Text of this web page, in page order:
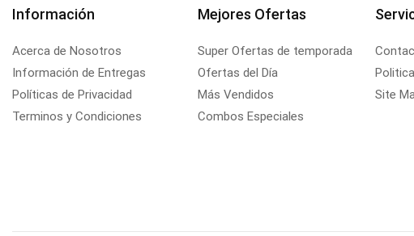
Información
Acerca de Nosotros
Información de Entregas
Políticas de Privacidad
Terminos y Condiciones
Mejores Ofertas
Super Ofertas de temporada
Ofertas del Día
Más Vendidos
Combos Especiales
Site